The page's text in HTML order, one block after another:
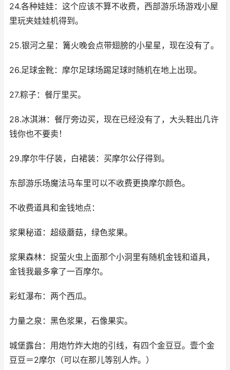
24.各种娃娃：这个应该不算不收费，西部游乐场游戏小屋
里玩夹娃娃机得到。
25.银河之星：篝火晚会点带翅膀的小星星，现在没有了。
26.足球金靴：摩尔足球场踢足球时随机在地上出现。
27.粽子：餐厅里买。
28.冰淇淋：餐厅旁边买，现在已经没有了，大头鞋出几许
钱你也不要卖！
29.摩尔牛仔装，白裙装：买摩尔公仔得到。
东部游乐场魔法马车里可以不收费更换摩尔颜色。
不收费道具和金钱地点：
浆果秘道：超级蘑菇，绿色浆果。
浆果森林：捉萤火虫上面那个小洞里有随机金钱和道具，
金钱我最多拿了一百摩尔。
彩虹瀑布：两个西瓜。
力量之泉：黑色浆果，石像果实。
城堡露台：用炮竹炸大炮的引线，有四个金豆豆。壹个金
豆豆＝2摩尔（可以在那儿等别人炸。）